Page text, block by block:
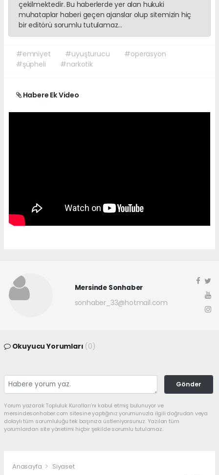
çekilmektedir. Bu haberlerde yer alan hukuki
muhataplar haberi geçen ajanslar olup sitemizin hiç
bir editörü sorumlu tutulamaz...
#emniyet #uyuşturucu
#operasyon
#şüpheli
#narkotik
Habere Ek Video
Mersinde Sonhaber
sonhaber_33@hotmail.com
Okuyucu Yorumları (0)
Gönder
Yorum yazarak Topluluk Kuralları’nı kabul etmiş bulunuyor ve
mersindesonhaber.com sitesine yaptığınız yorumunuzla ilgili doğrudan veya
dolaylı tüm sorumluluğu tek başınıza üstleniyorsunuz. Yazılan tüm
yorumlardan site yönetimi hiçbir şekilde sorumlu tutulamaz.
Anasayfa Siyaset